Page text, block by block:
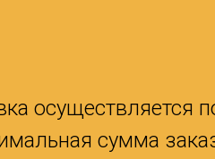
осуществляется
сумма